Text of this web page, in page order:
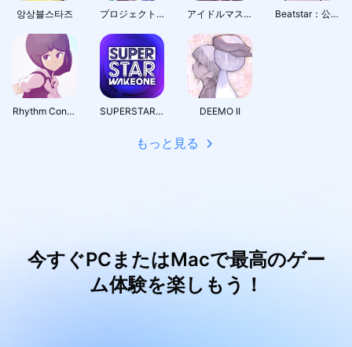
앙상블스타즈 プロジェクトセカイ カラフルステージ！ feat. 初音ミク アイドルマスター SideM GROWING STARS Beatstar：公式音源で遊ぶ音ゲー
Rhythm Control 2 SUPERSTAR WAKEONE DEEMO II
もっと見る
今すぐPCまたはMacで最高のゲー
ム体験を楽しもう！